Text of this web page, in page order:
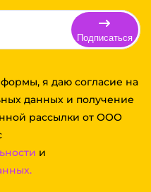
Подписаться
я даю согласие на
данных и получение
рассылки от ООО
и